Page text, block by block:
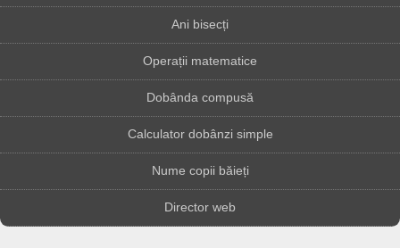
Ani bisecți
Operații matematice
Dobânda compusă
Calculator dobânzi simple
Nume copii băieți
Director web